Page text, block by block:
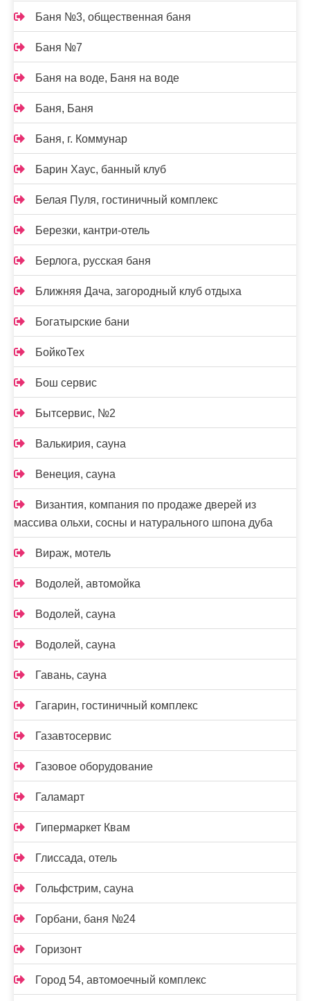
Баня №3, общественная баня
Баня №7
Баня на воде, Баня на воде
Баня, Баня
Баня, г. Коммунар
Барин Хаус, банный клуб
Белая Пуля, гостиничный комплекс
Березки, кантри-отель
Берлога, русская баня
Ближняя Дача, загородный клуб отдыха
Богатырские бани
БойкоТех
Бош сервис
Бытсервис, №2
Валькирия, сауна
Венеция, сауна
Византия, компания по продаже дверей из
массива ольхи, сосны и натурального шпона дуба
Вираж, мотель
Водолей, автомойка
Водолей, сауна
Водолей, сауна
Гавань, сауна
Гагарин, гостиничный комплекс
Газавтосервис
Газовое оборудование
Галамарт
Гипермаркет Квам
Глиссада, отель
Гольфстрим, сауна
Горбани, баня №24
Горизонт
Город 54, автомоечный комплекс